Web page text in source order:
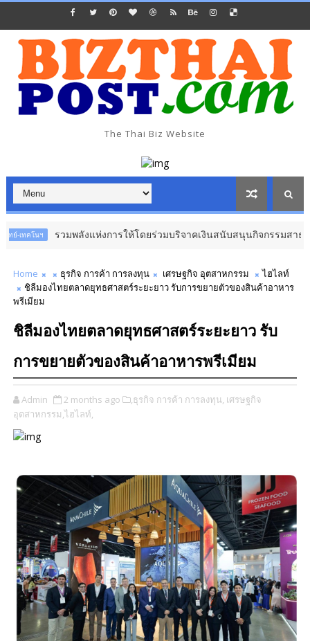
The Thai Biz Website
มพลังแห่งการให้โดยร่วมบริจาคเงินสนับสนุนกิจกรรมสาธารณกุศล ปั่นเพื่
Home ​ธุรกิจ การค้า การลงทุน​ เศรษฐกิจ อุตสาหกรรม
​ไฮไลท์
ชิลีมองไทยตลาดยุทธศาสตร์ระยะยาว รับการขยายตัวของสินค้าอาหาร
พรีเมียม
ชิลีมองไทยตลาดยุทธศาสตร์ระยะยาว รับ
การขยายตัวของสินค้าอาหารพรีเมียม
Admin 2 months ago ​,​ธุรกิจ การค้า การลงทุน​, เศรษฐกิจ
อุตสาหกรรม,​ไฮไลท์,